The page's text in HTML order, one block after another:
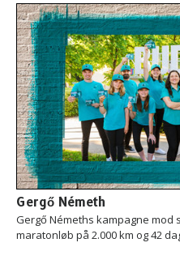
Gergő Németh
Gergő Némeths kampagne
maratonløb på 2.000 km og 42